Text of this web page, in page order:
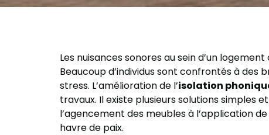
Les nuisances sonores au sein d’un
Beaucoup d’individus sont confrontés à
stress. L’amélioration de l’isolation
travaux. Il existe plusieurs solutions simples
l’agencement des meubles à l’application
havre de paix.